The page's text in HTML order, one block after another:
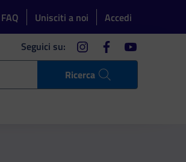
FAQ Unisciti a noi Accedi
Ricerca
Seguici su: instagramfacebookyoutube